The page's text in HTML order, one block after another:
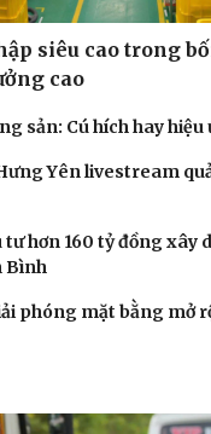
siêu cao trong
cao
sản: Cú hích hay hiệu
Yên livestream
hơn 160 tỷ đồng xây
Bình
phóng mặt bằng mở